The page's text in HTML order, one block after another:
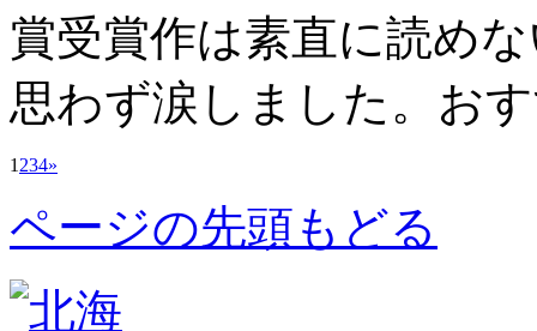
賞受賞作は素直に読め
思わず涙しました。お
1 234»
ページの先頭もどる